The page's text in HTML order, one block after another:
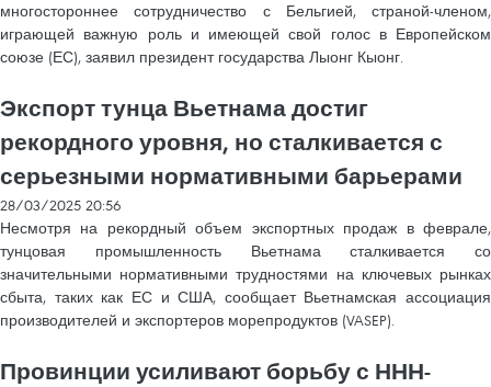
многостороннее сотрудничество с Бельгией, страной-членом,
играющей важную роль и имеющей свой голос в Европейском
союзе (ЕС), заявил президент государства Лыонг Кыонг.
Экспорт тунца Вьетнама достиг
рекордного уровня, но сталкивается с
серьезными нормативными барьерами
28/03/2025 20:56
Несмотря на рекордный объем экспортных продаж в феврале,
тунцовая промышленность Вьетнама сталкивается со
значительными нормативными трудностями на ключевых рынках
сбыта, таких как ЕС и США, сообщает Вьетнамская ассоциация
производителей и экспортеров морепродуктов (VASEP).
Провинции усиливают борьбу с ННН-